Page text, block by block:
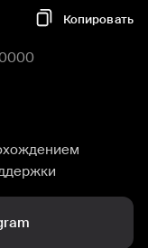
Копировать